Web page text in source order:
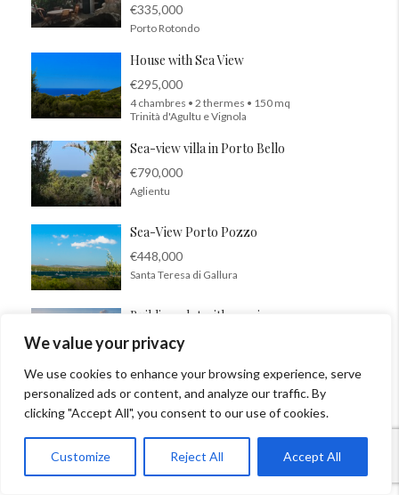
We value your privacy
We use cookies to enhance your browsing experience, serve
personalized ads or content, and analyze our traffic. By
clicking "Accept All", you consent to our use of cookies.
Customize Reject All Accept All
€335,000
Porto Rotondo
House with Sea View
€295,000
4 chambres • 2 thermes • 150 mq
Trinità d'Agultu e Vignola
Sea-view villa in Porto Bello
€790,000
Aglientu
Sea-View Porto Pozzo
€448,000
Santa Teresa di Gallura
Building plot with sea view
€165,000
Badesi